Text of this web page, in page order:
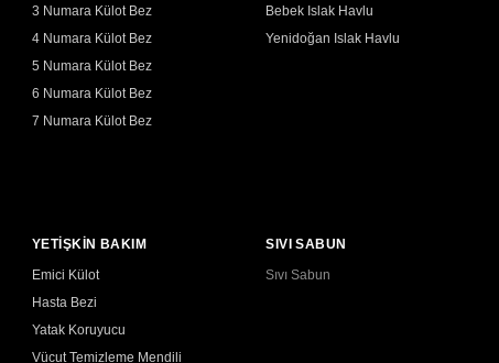
3 Numara Külot Bez
4 Numara Külot Bez
5 Numara Külot Bez
6 Numara Külot Bez
7 Numara Külot Bez
Bebek Islak Havlu
Yenidoğan Islak Havlu
YETİŞKİN BAKIM
Emici Külot
Hasta Bezi
Yatak Koruyucu
Vücut Temizleme Mendili
SIVI SABUN
Sıvı Sabun